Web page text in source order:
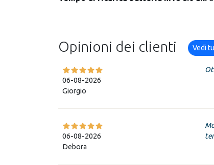
Opinioni dei clienti Vedi
06-08-2026
Giorgio
06-08-2026
Debora